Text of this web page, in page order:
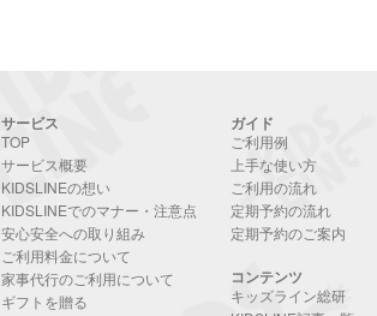
サービス
TOP
サービス概要
KIDSLINEの想い
KIDSLINEでのマナー・注意点
安心安全への取り組み
ご利用料金について
家事代行のご利用について
ギフトを贈る
ガイド
ご利用例
上手な使い方
ご利用の流れ
定期予約の流れ
定期予約のご案内
コンテンツ
キッズライン総研